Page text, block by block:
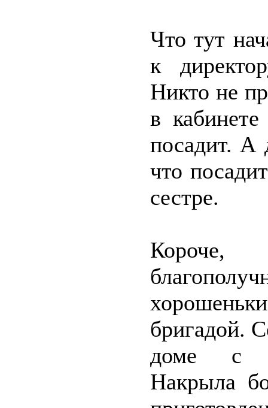
Что тут
к
Никто не
в
посадит. А
что
сестре.
Короче,
бригадой.
доме с
Накрыла